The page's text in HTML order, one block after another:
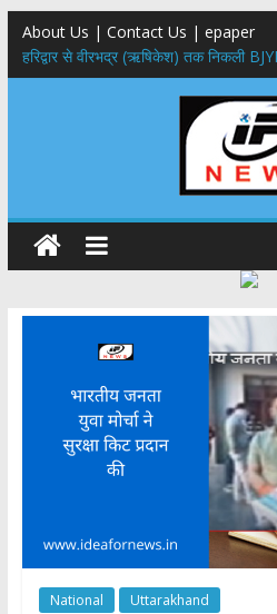
About Us | Contact Us | epaper
​हरिद्वार से वीरभद्र (ऋषिकेश) तक निकली
सूर्या ने की देश व प्रदेशवासियों के कल्याण की
नंदा की चौकी पुल हादसा: PWD के EE, AE
मुख्यमंत्री ने 9 लाख 87 हजार17 पेंशन
राष्ट्रीय हथकरघा दिवस पर मुख्यमंत्री धामी
कारीगरों को किया सम्मानित
​धामी कैबिनेट का बड़ा फैसला: पशुपालकों को
हरिद्वार तक होगा विस्तार
National Uttarakhand